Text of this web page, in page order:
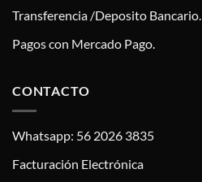
Transferencia /Deposito Bancario.
Pagos con Mercado Pago.
CONTACTO
Whatsapp: 56 2026 3835
Facturación Electrónica